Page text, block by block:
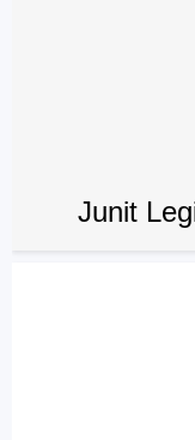
Junit